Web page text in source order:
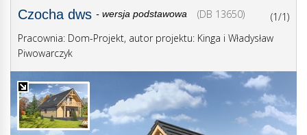
Czocha dws - wersja podstawowa (DB 13650)
(1/1)
Pracownia: Dom-Projekt, autor projektu: Kinga i Władysław
Piwowarczyk